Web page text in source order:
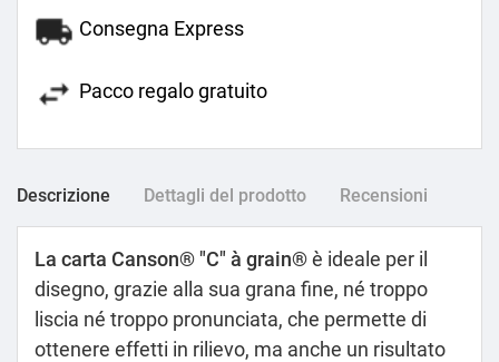
Consegna Express
Pacco regalo gratuito
Descrizione Dettagli del prodotto Recensioni
La carta Canson® "C" à grain®è ideale per il
disegno, grazie alla sua grana fine, né troppo
liscia né troppo pronunciata, che permette di
ottenere effetti in rilievo, ma anche un risultato